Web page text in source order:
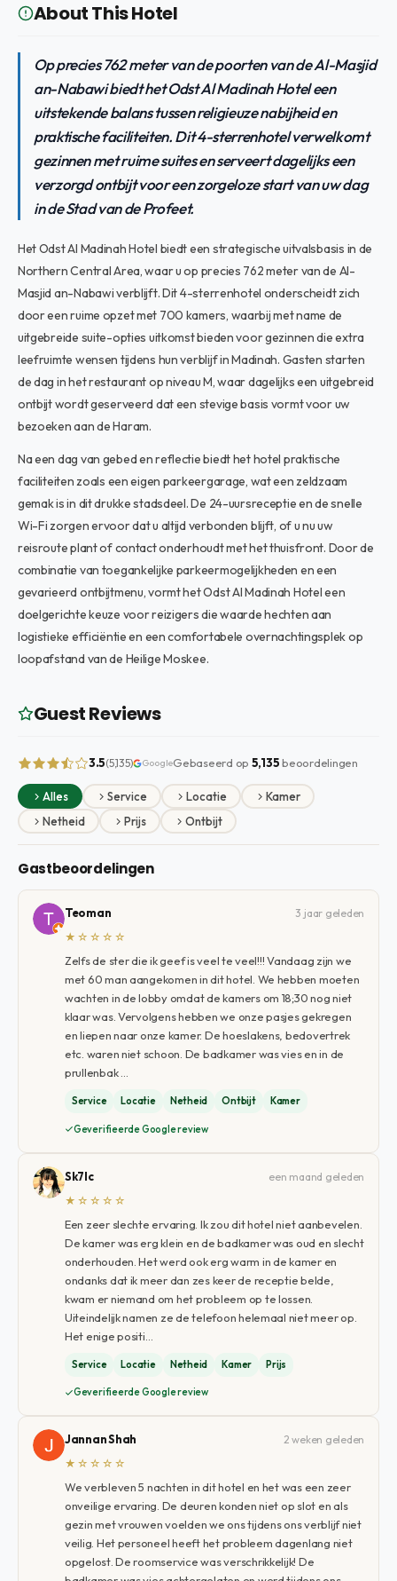
About This Hotel
Op precies 762 meter van de poorten van de Al-Masjid
an-Nabawi biedt het Odst Al Madinah Hotel een
uitstekende balans tussen religieuze nabijheid en
praktische faciliteiten. Dit 4-sterrenhotel verwelkomt
gezinnen met ruime suites en serveert dagelijks een
verzorgd ontbijt voor een zorgeloze start van uw dag
in de Stad van de Profeet.
Het Odst Al Madinah Hotel biedt een strategische uitvalsbasis in de
Northern Central Area, waar u op precies 762 meter van de Al-
Masjid an-Nabawi verblijft. Dit 4-sterrenhotel onderscheidt zich
door een ruime opzet met 700 kamers, waarbij met name de
uitgebreide suite-opties uitkomst bieden voor gezinnen die extra
leefruimte wensen tijdens hun verblijf in Madinah. Gasten starten
de dag in het restaurant op niveau M, waar dagelijks een uitgebreid
ontbijt wordt geserveerd dat een stevige basis vormt voor uw
bezoeken aan de Haram.
Na een dag van gebed en reflectie biedt het hotel praktische
faciliteiten zoals een eigen parkeergarage, wat een zeldzaam
gemak is in dit drukke stadsdeel. De 24-uursreceptie en de snelle
Wi-Fi zorgen ervoor dat u altijd verbonden blijft, of u nu uw
reisroute plant of contact onderhoudt met het thuisfront. Door de
combinatie van toegankelijke parkeermogelijkheden en een
gevarieerd ontbijtmenu, vormt het Odst Al Madinah Hotel een
doelgerichte keuze voor reizigers die waarde hechten aan
logistieke efficiëntie en een comfortabele overnachtingsplek op
loopafstand van de Heilige Moskee.
Guest Reviews
3.5(5,135) GoogleGebaseerd op 5,135beoordelingen
Alles Service Locatie
Kamer
Netheid
Prijs Ontbijt
Gastbeoordelingen
Teoman
3 jaar geleden
★☆☆☆☆
Zelfs de ster die ik geef is veel te veel!!! Vandaag zijn we
met 60 man aangekomen in dit hotel. We hebben moeten
wachten in de lobby omdat de kamers om 18;30 nog niet
klaar was. Vervolgens hebben we onze pasjes gekregen
en liepen naar onze kamer. De hoeslakens, bedovertrek
etc. waren niet schoon. De badkamer was vies en in de
prullenbak …
Service Locatie Netheid Ontbijt Kamer
Geverifieerde Google review
Sk7lc
een maand geleden
★☆☆☆☆
Een zeer slechte ervaring. Ik zou dit hotel niet aanbevelen.
De kamer was erg klein en de badkamer was oud en slecht
onderhouden. Het werd ook erg warm in de kamer en
ondanks dat ik meer dan zes keer de receptie belde,
kwam er niemand om het probleem op te lossen.
Uiteindelijk namen ze de telefoon helemaal niet meer op.
Het enige positi…
Service Locatie Netheid Kamer Prijs
Geverifieerde Google review
Jannan Shah
2 weken geleden
★☆☆☆☆
We verbleven 5 nachten in dit hotel en het was een zeer
onveilige ervaring. De deuren konden niet op slot en als
gezin met vrouwen voelden we ons tijdens ons verblijf niet
veilig. Het personeel heeft het probleem dagenlang niet
opgelost. De roomservice was verschrikkelijk! De